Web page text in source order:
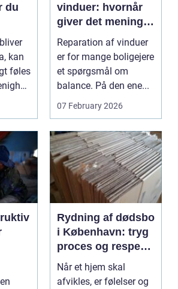
du
kan
føles
vinduer: hvornår
giver det mening,
og hvad skal du
vælge?
Reparation af vinduer
er for mange boligejere
et spørgsmål om
balance. På den ene...
07 February 2026
Rydning af dødsbo
i København: tryg
proces og respekt
for boet
Når et hjem skal
afvikles, er følelser og